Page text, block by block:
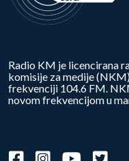
Radio KM je licencirana
komisije za medije
frekvenciji 104.6 FM.
novom frekvencijom u